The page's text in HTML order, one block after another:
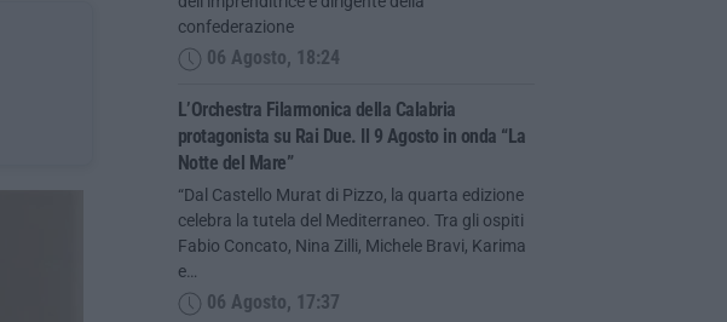
confederazione
06 Agosto, 18:24
L’Orchestra Filarmonica della Calabria
protagonista su Rai Due. Il 9 Agosto in onda “La
Notte del Mare”
“Dal Castello Murat di Pizzo, la quarta edizione
celebra la tutela del Mediterraneo. Tra gli ospiti
Fabio Concato, Nina Zilli, Michele Bravi, Karima
e…
06 Agosto, 17:37